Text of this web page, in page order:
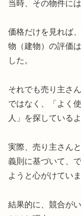
当時、その物件に
価格だけを見れば
物（建物）の評価
した。
それでも売り主さ
ではなく、「よく
人」を探している
実際、売り主さん
義則に基づいて、
ようと心がけていま
結果的に、競合が